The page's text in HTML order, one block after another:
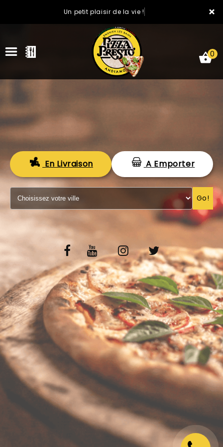
×
Un petit plaisir de la vie !
ACCUEIL
LA CARTE
VOTRE COMPTE
NOTRE RESTAURANT
VOS AVIS
MENTIONS LÉGALES
C.G.V
0
En Livraison A Emporter
Go!